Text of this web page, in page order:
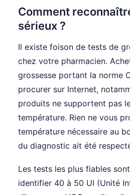
Comment
sérieux ?
Il existe foison de tests de
chez votre pharmacien.
grossesse portant la norme
procurer sur Internet,
produits ne supportent pas
température. Rien ne vous
température nécessaire au
du diagnostic ait été
Les tests les plus fiables
identifier 40 à 50 UI (Unité